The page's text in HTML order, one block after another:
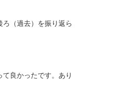
（過去）を振り返ら
良かったです。あり